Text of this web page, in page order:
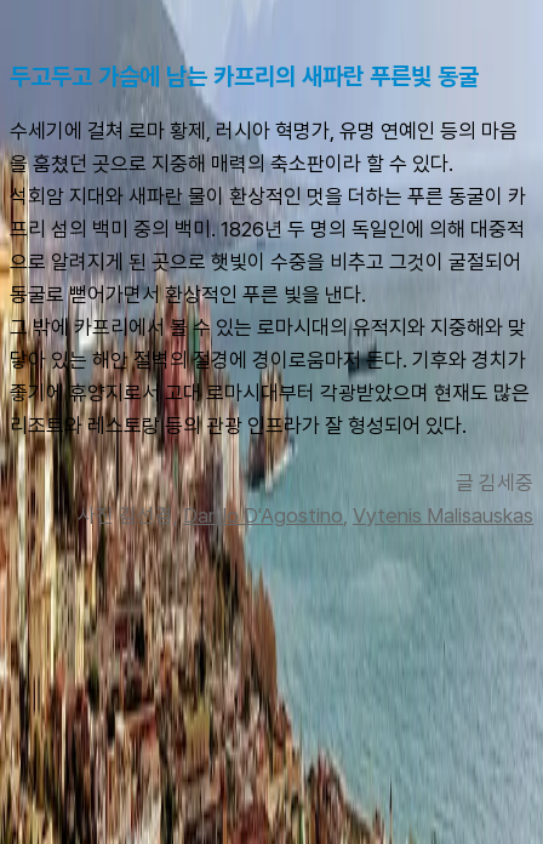
두고두고 가슴에 남는 카프리의 새파란 푸른빛 동굴
수세기에 걸쳐 로마 황제, 러시아 혁명가, 유명 연예인 등의 마음
을 훔쳤던 곳으로 지중해 매력의 축소판이라 할 수 있다.
석회암 지대와 새파란 물이 환상적인 멋을 더하는 푸른 동굴이 카
프리 섬의 백미 중의 백미. 1826년 두 명의 독일인에 의해 대중적
으로 알려지게 된 곳으로 햇빛이 수중을 비추고 그것이 굴절되어
동굴로 뻗어가면서 환상적인 푸른 빛을 낸다.
그 밖에 카프리에서 볼 수 있는 로마시대의 유적지와 지중해와 맞
닿아 있는 해안 절벽의 절경에 경이로움마저 든다. 기후와 경치가
좋기에 휴양지로서 고대 로마시대부터 각광받았으며 현재도 많은
리조트와 레스토랑 등의 관광 인프라가 잘 형성되어 있다.
글 김세중
사진 김선겸, Danilo D'Agostino, Vytenis Malisauskas
맨 위로
여행지
유럽
아시아
아프리카
중남미
북미
오세아니아
극지
99 different holidays